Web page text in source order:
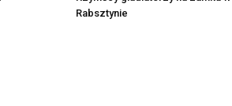
Rabsztynie